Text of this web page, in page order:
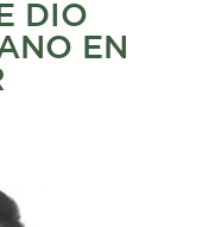
DIO
EN